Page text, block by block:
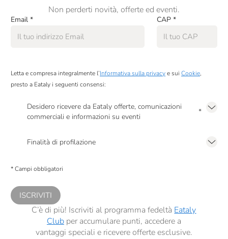
Tenuta Santacroce
Tenute Dettori
Tenute Lunelli
Terre Degli Svevi
Tiefenbrunner
Tormaresca
Tornatore
Non perderti novità, offerte ed eventi.
Email * CAP *
Letta e compresa integralmente l’Informativa sulla privacye sui Cookie,
presto a Eataly i seguenti consensi:
Desidero ricevere da Eataly offerte, comunicazioni
commerciali e informazioni su eventi
*
Finalità di profilazione
comunicazioni commerciali personalizzate, in caso di consenso prestato ai
* Campi obbligatori
ISCRIVITI
C’è di più! Iscriviti al programma fedeltà Eataly
Clubper accumulare punti, accedere a
vantaggi speciali e ricevere offerte esclusive.